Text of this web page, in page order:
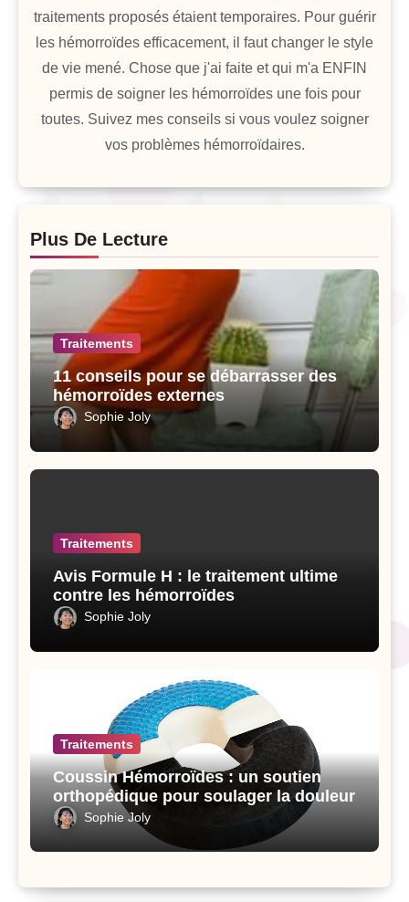
traitements proposés étaient temporaires. Pour guérir
les hémorroïdes efficacement, il faut changer le style
de vie mené. Chose que j'ai faite et qui m'a ENFIN
permis de soigner les hémorroïdes une fois pour
toutes. Suivez mes conseils si vous voulez soigner
vos problèmes hémorroïdaires.
Plus De Lecture
Traitements
11 conseils pour se débarrasser des
hémorroïdes externes
Sophie Joly
Traitements
Avis Formule H : le traitement ultime
contre les hémorroïdes
Sophie Joly
Traitements
Coussin Hémorroïdes : un soutien
orthopédique pour soulager la douleur
Sophie Joly